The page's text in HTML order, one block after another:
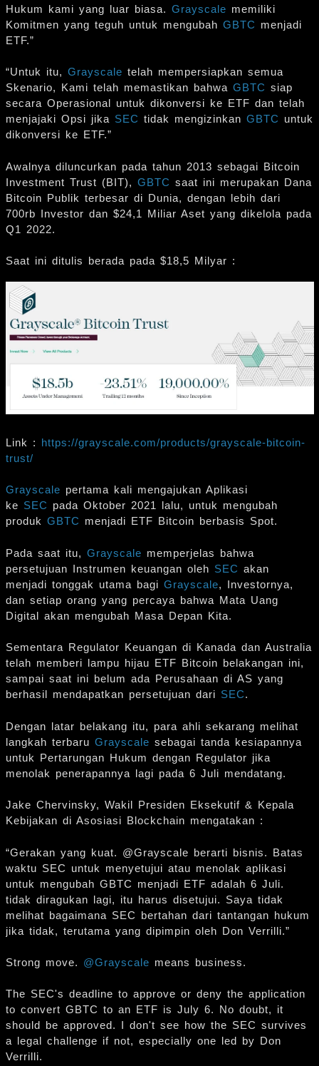
Hukum kami yang luar biasa. Grayscale memiliki
Komitmen yang teguh untuk mengubah GBTC menjadi
ETF.”
“Untuk itu, Grayscale telah mempersiapkan semua
Skenario, Kami telah memastikan bahwa GBTC siap
secara Operasional untuk dikonversi ke ETF dan telah
menjajaki Opsi jika SEC tidak mengizinkan GBTC untuk
dikonversi ke ETF.”
Awalnya diluncurkan pada tahun 2013 sebagai Bitcoin
Investment Trust (BIT), GBTC saat ini merupakan Dana
Bitcoin Publik terbesar di Dunia, dengan lebih dari
700rb Investor dan $24,1 Miliar Aset yang dikelola pada
Q1 2022.
Saat ini ditulis berada pada $18,5 Milyar :
Link : https://grayscale.com/products/grayscale-bitcoin-
trust/
Grayscale pertama kali mengajukan Aplikasi
ke SEC pada Oktober 2021 lalu, untuk mengubah
produk GBTC menjadi ETF Bitcoin berbasis Spot.
Pada saat itu, Grayscale memperjelas bahwa
persetujuan Instrumen keuangan oleh SEC akan
menjadi tonggak utama bagi Grayscale, Investornya,
dan setiap orang yang percaya bahwa Mata Uang
Digital akan mengubah Masa Depan Kita.
Sementara Regulator Keuangan di Kanada dan Australia
telah memberi lampu hijau ETF Bitcoin belakangan ini,
sampai saat ini belum ada Perusahaan di AS yang
berhasil mendapatkan persetujuan dari SEC.
Dengan latar belakang itu, para ahli sekarang melihat
langkah terbaru Grayscale sebagai tanda kesiapannya
untuk Pertarungan Hukum dengan Regulator jika
menolak penerapannya lagi pada 6 Juli mendatang.
Jake Chervinsky, Wakil Presiden Eksekutif & Kepala
Kebijakan di Asosiasi Blockchain mengatakan :
“Gerakan yang kuat. @Grayscale berarti bisnis. Batas
waktu SEC untuk menyetujui atau menolak aplikasi
untuk mengubah GBTC menjadi ETF adalah 6 Juli.
tidak diragukan lagi, itu harus disetujui. Saya tidak
melihat bagaimana SEC bertahan dari tantangan hukum
jika tidak, terutama yang dipimpin oleh Don Verrilli.”
Strong move. @Grayscale means business.
The SEC's deadline to approve or deny the application
to convert GBTC to an ETF is July 6. No doubt, it
should be approved. I don't see how the SEC survives
a legal challenge if not, especially one led by Don
Verrilli.